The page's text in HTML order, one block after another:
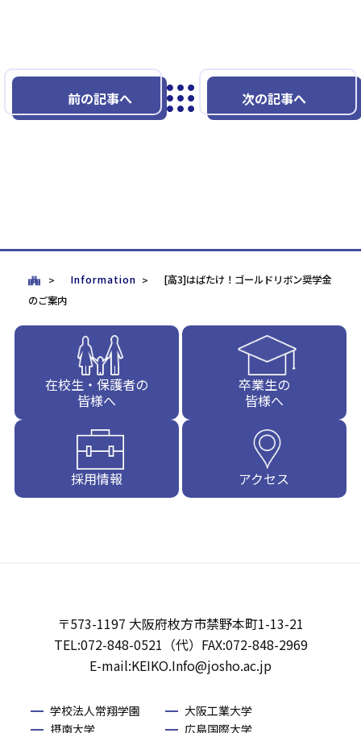
前の記事へ 次の記事へ
Information
[高3]はばたけ！ゴールドリボン奨学金
のご案内
在校生・保護者の
皆様へ
卒業生の
皆様へ
採用情報 アクセス
〒573-1197 大阪府枚方市禁野本町1-13-21
TEL:072-848-0521（代）FAX:072-848-2969
E-mail:KEIKO.Info@josho.ac.jp
学校法人常翔学園
大阪工業大学
摂南大学
広島国際大学